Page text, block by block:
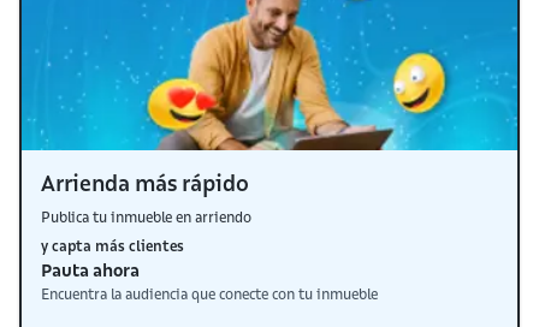
Arrienda más rápido
Publica tu inmueble en arriendo
y capta más clientes
Pauta ahora
Encuentra la audiencia que conecte con tu inmueble